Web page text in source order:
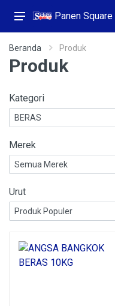
Panen Square
Beranda Produk
Produk
Kategori
Merek
Urut